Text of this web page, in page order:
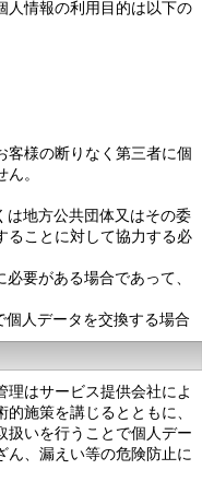
人情報の利用目的は以下の
客様の断りなく第三者に個
。
は地方公共団体又はその委
ることに対して協力する必
要がある場合であって、
人データを交換する場合
理はサービス提供会社によ
施策を講じるとともに、
扱いを行うことで個人デー
ん、漏えい等の危険防止に